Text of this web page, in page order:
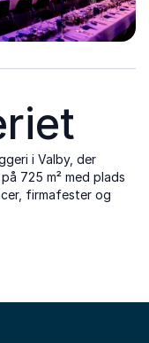
i Valby, der
725 m² med plads
firmafester og